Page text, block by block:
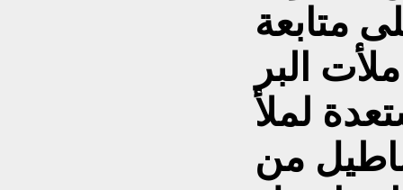
متابعة
البر
لملأ
من